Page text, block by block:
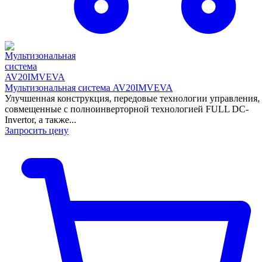
Мультизональная система AV20IMVEVA
Улучшенная конструкция, передовые технологии управления,
совмещенные с полноинверторной технологией FULL DC-
Invertor, а также...
Запросить цену